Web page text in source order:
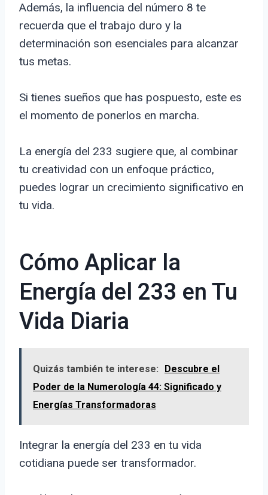
Además, la influencia del número 8 te
recuerda que el trabajo duro y la
determinación son esenciales para alcanzar
tus metas.
Si tienes sueños que has pospuesto, este es
el momento de ponerlos en marcha.
La energía del 233 sugiere que, al combinar
tu creatividad con un enfoque práctico,
puedes lograr un crecimiento significativo en
tu vida.
Cómo Aplicar la
Energía del 233 en Tu
Vida Diaria
Quizás también te interese:
Descubre el
Poder de la Numerología 44: Significado y
Energías Transformadoras
Integrar la energía del 233 en tu vida
cotidiana puede ser transformador.